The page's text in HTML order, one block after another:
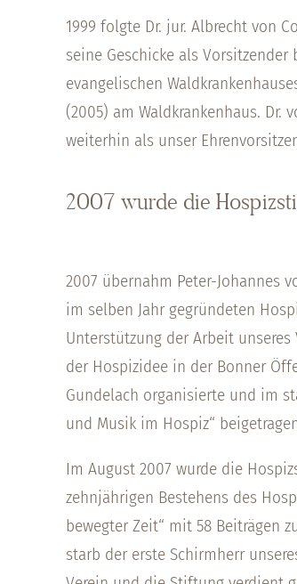
1999 folgte Dr. jur. Albrecht von
seine Geschicke als
evangelischen
(2005) am Waldkrankenhaus. Dr.
weiterhin als unser
2007 wurde die
2007 übernahm Peter-Johannes
im selben Jahr gegründeten
Unterstützung der Arbeit
der Hospizidee in der Bonner
Gundelach organisierte und im
und Musik im Hospiz“
Im August 2007 wurde die
zehnjährigen Bestehens des
bewegter Zeit“ mit 58 Beiträgen
starb der erste Schirmherr